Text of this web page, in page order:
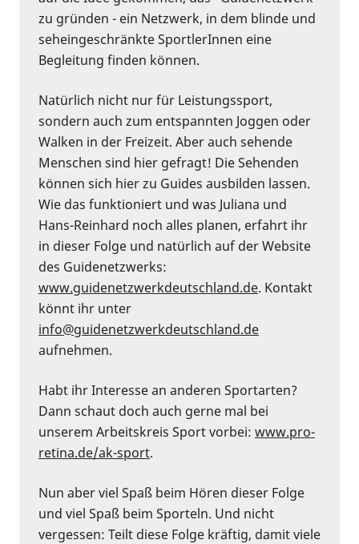
zu gründen - ein Netzwerk, in dem blinde und
seheingeschränkte SportlerInnen eine
Begleitung finden können.
Natürlich nicht nur für Leistungssport,
sondern auch zum entspannten Joggen oder
Walken in der Freizeit. Aber auch sehende
Menschen sind hier gefragt! Die Sehenden
können sich hier zu Guides ausbilden lassen.
Wie das funktioniert und was Juliana und
Hans-Reinhard noch alles planen, erfahrt ihr
in dieser Folge und natürlich auf der Website
des Guidenetzwerks:
⁠www.guidenetzwerkdeutschland.de⁠. Kontakt
könnt ihr unter
⁠info@guidenetzwerkdeutschland.de⁠
aufnehmen.
Habt ihr Interesse an anderen Sportarten?
Dann schaut doch auch gerne mal bei
unserem Arbeitskreis Sport vorbei: ⁠www.pro-
retina.de/ak-sport⁠.
Nun aber viel Spaß beim Hören dieser Folge
und viel Spaß beim Sporteln. Und nicht
vergessen: Teilt diese Folge kräftig, damit viele